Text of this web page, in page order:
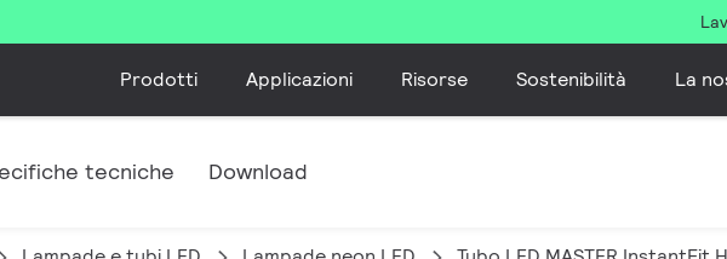
Prodotti Applicazioni Risorse Sostenibilità La
tecniche Download